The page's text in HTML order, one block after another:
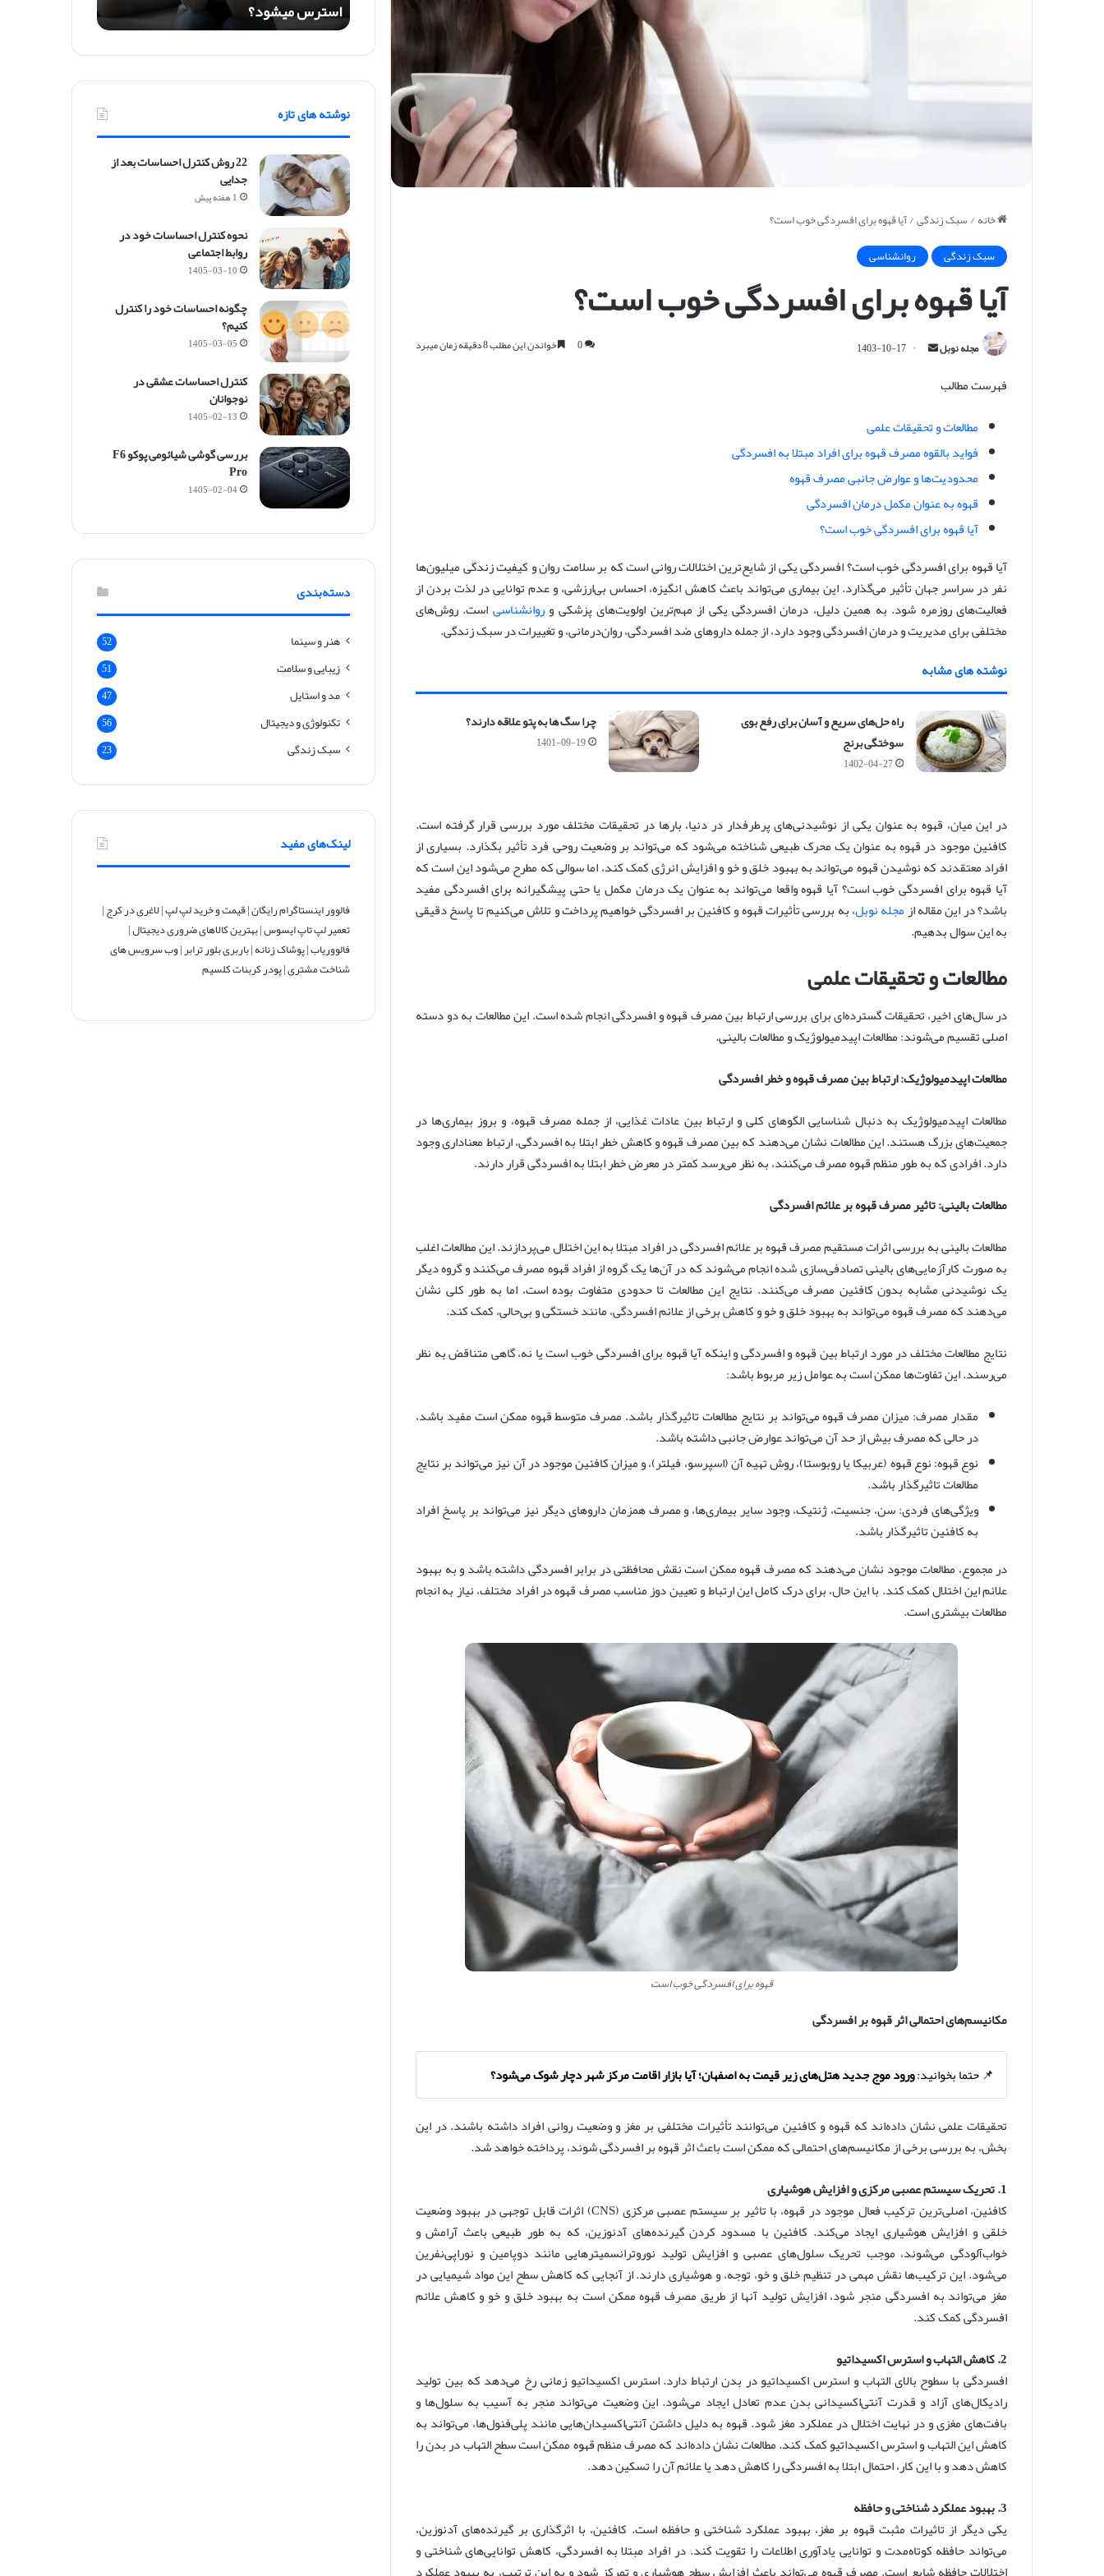
خانه/سبک زندگی/آیا قهوه برای افسردگی خوب است؟
سبک زندگی
روانشناسی
آیا قهوه برای افسردگی خوب است؟
مجله نوبل
ل
ی
م
ی
1403-10-17
0 خواندن این مطلب 8 دقیقه زمان میبرد
فهرست مطالب
مطالعات و تحقیقات علمی
فواید بالقوه مصرف قهوه برای افراد مبتلا به افسردگی
محدودیت‌ها و عوارض جانبی مصرف قهوه
قهوه به عنوان مکمل درمان افسردگی
آیا قهوه برای افسردگی خوب است؟
آیا قهوه برای افسردگی خوب است؟ افسردگی یکی از شایع‌ترین اختلالات روانی است که بر سلامت روان و کیفیت زندگی میلیون‌ها
نفر در سراسر جهان تأثیر می‌گذارد. این بیماری می‌تواند باعث کاهش انگیزه، احساس بی‌ارزشی، و عدم توانایی در لذت بردن از
فعالیت‌های روزمره شود. به همین دلیل، درمان افسردگی یکی از مهم‌ترین اولویت‌های پزشکی وروانشناسی است. روش‌های
مختلفی برای مدیریت و درمان افسردگی وجود دارد، از جمله داروهای ضد افسردگی، روان‌درمانی، و تغییرات در سبک زندگی.
نوشته های مشابه
راه حل‌های سریع و آسان برای رفع بوی
سوختگی برنج
1402-04-27
چرا سگ ها به پتو علاقه دارند؟
1401-09-19
در این میان، قهوه به عنوان یکی از نوشیدنی‌های پرطرفدار در دنیا، بارها در تحقیقات مختلف مورد بررسی قرار گرفته است.
کافئین موجود در قهوه به عنوان یک محرک طبیعی شناخته می‌شود که می‌تواند بر وضعیت روحی فرد تأثیر بگذارد. بسیاری از
افراد معتقدند که نوشیدن قهوه می‌تواند به بهبود خلق و خو و افزایش انرژی کمک کند، اما سوالی که مطرح می‌شود این است که
آیا قهوه برای افسردگی خوب است؟ آیا قهوه واقعا می‌تواند به عنوان یک درمان مکمل یا حتی پیشگیرانه برای افسردگی مفید
باشد؟ در این مقاله ازمجله نوبل، به بررسی تأثیرات قهوه و کافئین بر افسردگی خواهیم پرداخت و تلاش می‌کنیم تا پاسخ دقیقی
به این سوال بدهیم.
مطالعات و تحقیقات علمی
در سال‌های اخیر، تحقیقات گسترده‌ای برای بررسی ارتباط بین مصرف قهوه و افسردگی انجام شده است. این مطالعات به دو دسته
اصلی تقسیم می‌شوند: مطالعات اپیدمیولوژیک و مطالعات بالینی.
مطالعات اپیدمیولوژیک: ارتباط بین مصرف قهوه و خطر افسردگی
مطالعات اپیدمیولوژیک به دنبال شناسایی الگوهای کلی و ارتباط بین عادات غذایی، از جمله مصرف قهوه، و بروز بیماری‌ها در
جمعیت‌های بزرگ هستند. این مطالعات نشان می‌دهند که بین مصرف قهوه و کاهش خطر ابتلا به افسردگی، ارتباط معناداری وجود
دارد. افرادی که به طور منظم قهوه مصرف می‌کنند، به نظر می‌رسد کمتر در معرض خطر ابتلا به افسردگی قرار دارند.
مطالعات بالینی: تاثیر مصرف قهوه بر علائم افسردگی
مطالعات بالینی به بررسی اثرات مستقیم مصرف قهوه بر علائم افسردگی در افراد مبتلا به این اختلال می‌پردازند. این مطالعات اغلب
به صورت کارآزمایی‌های بالینی تصادفی‌سازی شده انجام می‌شوند که در آن‌ها یک گروه از افراد قهوه مصرف می‌کنند و گروه دیگر
یک نوشیدنی مشابه بدون کافئین مصرف می‌کنند. نتایج این مطالعات تا حدودی متفاوت بوده است، اما به طور کلی نشان
می‌دهند که مصرف قهوه می‌تواند به بهبود خلق و خو و کاهش برخی از علائم افسردگی، مانند خستگی و بی‌حالی، کمک کند.
نتایج مطالعات مختلف در مورد ارتباط بین قهوه و افسردگی و اینکه آیا قهوه برای افسردگی خوب است یا نه، گاهی متناقض به نظر
می‌رسند. این تفاوت‌ها ممکن است به عوامل زیر مربوط باشد:
مقدار مصرف: میزان مصرف قهوه می‌تواند بر نتایج مطالعات تاثیرگذار باشد. مصرف متوسط قهوه ممکن است مفید باشد،
در حالی که مصرف بیش از حد آن می‌تواند عوارض جانبی داشته باشد.
نوع قهوه: نوع قهوه (عربیكا یا روبوستا)، روش تهیه آن (اسپرسو، فیلتر)، و میزان کافئین موجود در آن نیز می‌تواند بر نتایج
مطالعات تاثیرگذار باشد.
ویژگی‌های فردی: سن، جنسیت، ژنتیک، وجود سایر بیماری‌ها، و مصرف همزمان داروهای دیگر نیز می‌تواند بر پاسخ افراد
به کافئین تاثیرگذار باشد.
در مجموع، مطالعات موجود نشان می‌دهند که مصرف قهوه ممکن است نقش محافظتی در برابر افسردگی داشته باشد و به بهبود
علائم این اختلال کمک کند. با این حال، برای درک کامل این ارتباط و تعیین دوز مناسب مصرف قهوه در افراد مختلف، نیاز به انجام
مطالعات بیشتری است.
قهوه برای افسردگی خوب است
مکانیسم‌های احتمالی اثر قهوه بر افسردگی
📌 حتما بخوانید:ورود موج جدید هتل‌های زیر قیمت به اصفهان؛ آیا بازار اقامت مرکز شهر دچار شوک می‌شود؟
تحقیقات علمی نشان داده‌اند که قهوه و کافئین می‌توانند تأثیرات مختلفی بر مغز و وضعیت روانی افراد داشته باشند. در این
بخش، به بررسی برخی از مکانیسم‌های احتمالی که ممکن است باعث اثر قهوه بر افسردگی شوند، پرداخته خواهد شد.
1. تحریک سیستم عصبی مرکزی و افزایش هوشیاری
کافئین، اصلی‌ترین ترکیب فعال موجود در قهوه، با تاثیر بر سیستم عصبی مرکزی (CNS) اثرات قابل توجهی در بهبود وضعیت
خلقی و افزایش هوشیاری ایجاد می‌کند. کافئین با مسدود کردن گیرنده‌های آدنوزین، که به طور طبیعی باعث آرامش و
خواب‌آلودگی می‌شوند، موجب تحریک سلول‌های عصبی و افزایش تولید نوروترانسمیترهایی مانند دوپامین و نوراپی‌نفرین
می‌شود. این ترکیب‌ها نقش مهمی در تنظیم خلق و خو، توجه، و هوشیاری دارند. از آنجایی که کاهش سطح این مواد شیمیایی در
مغز می‌تواند به افسردگی منجر شود، افزایش تولید آنها از طریق مصرف قهوه ممکن است به بهبود خلق و خو و کاهش علائم
افسردگی کمک کند.
2. کاهش التهاب و استرس اکسیداتیو
افسردگی با سطوح بالای التهاب و استرس اکسیداتیو در بدن ارتباط دارد. استرس اکسیداتیو زمانی رخ می‌دهد که بین تولید
رادیکال‌های آزاد و قدرت آنتی‌اکسیدانی بدن عدم تعادل ایجاد می‌شود. این وضعیت می‌تواند منجر به آسیب به سلول‌ها و
بافت‌های مغزی و در نهایت اختلال در عملکرد مغز شود. قهوه به دلیل داشتن آنتی‌اکسیدان‌هایی مانند پلی‌فنول‌ها، می‌تواند به
کاهش این التهاب و استرس اکسیداتیو کمک کند. مطالعات نشان داده‌اند که مصرف منظم قهوه ممکن است سطح التهاب در بدن را
کاهش دهد و با این کار، احتمال ابتلا به افسردگی را کاهش دهد یا علائم آن را تسکین دهد.
3. بهبود عملکرد شناختی و حافظه
یکی دیگر از تاثیرات مثبت قهوه بر مغز، بهبود عملکرد شناختی و حافظه است. کافئین، با اثرگذاری بر گیرنده‌های آدنوزین،
می‌تواند حافظه کوتاه‌مدت و توانایی یادآوری اطلاعات را تقویت کند. در افراد مبتلا به افسردگی، کاهش توانایی‌های شناختی و
و
ی
م
ن
ب
ع
ث
ا
ف
س
ر
د
گ
ی
و
س
ت
ر
س
م
ی
ش
و
د
؟
استرس میشود؟
نوشته های تازه
22 روش کنترل احساسات بعد از
جدایی
1 هفته پیش
نحوه کنترل احساسات خود در
روابط اجتماعی
1405-03-10
چگونه احساسات خود را کنترل
کنیم؟
1405-03-05
کنترل احساسات عشقی در
نوجوانان
1405-02-13
بررسی گوشی شیائومی پوکو F6
Pro
1405-02-04
دسته‌بندی
هنر و سینما 52
زیبایی و سلامت 51
مد و استایل 47
تکنولوژی و دیجیتال 56
سبک زندگی 23
لینک‌های مفید
فالوور اینستاگرام رایگان|قیمت و خرید لپ لپ|لاغری در کرج|
تعمیر لپ تاپ ایسوس|بهترین کالاهای ضروری دیجیتال|
فالووریاب|پوشاک زنانه|باربری بلور ترابر|وب سرویس های
شناخت مشتری|پودر کربنات کلسیم